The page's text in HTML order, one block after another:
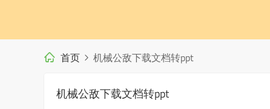
首页 机械公敌下载文档转ppt
机械公敌下载文档转ppt